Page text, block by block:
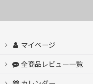
マイページ
全商品レビュー一覧